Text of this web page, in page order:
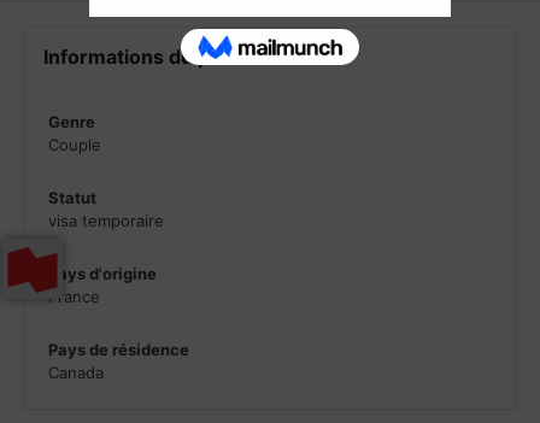
Informations du profil
Genre
Couple
Statut
visa temporaire
Pays d'origine
France
Pays de résidence
Canada